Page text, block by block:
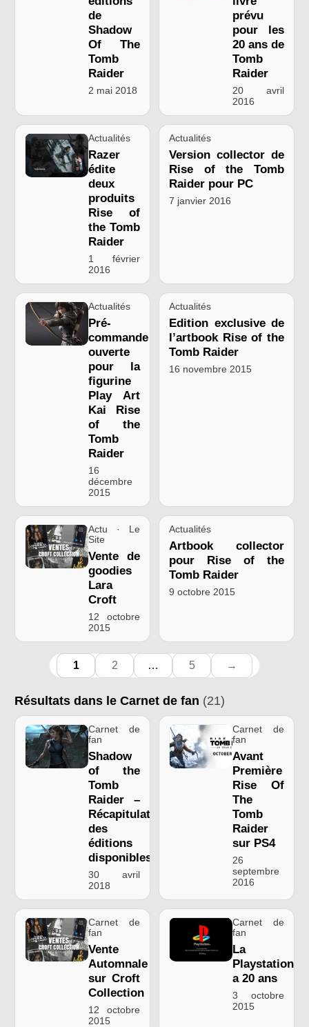
de
Shadow
Of The
Tomb
Raider
2 mai 2018
prévu
pour les
20 ans de
Tomb
Raider
20 avril
2016
Actualités
Razer
édite
deux
produits
Rise of
the Tomb
Raider
1 février
2016
Actualités
Version collector de
Rise of the Tomb
Raider pour PC
7 janvier 2016
Actualités
Pré-
commande
ouverte
pour la
figurine
Play Art
Kai Rise
of the
Tomb
Raider
16
décembre
2015
Actualités
Edition exclusive de
l’artbook Rise of the
Tomb Raider
16 novembre 2015
Actu · Le
Site
Vente de
goodies
Lara
Croft
12 octobre
2015
Actualités
Artbook collector
pour Rise of the
Tomb Raider
9 octobre 2015
1 2 … 5 →
Résultats dans le Carnet de fan (21)
Carnet de
fan
Shadow
of the
Tomb
Raider –
Récapitulatif
des
éditions
disponibles
30 avril
2018
Carnet de
fan
Avant
Première
Rise Of
The
Tomb
Raider
sur PS4
26
septembre
2016
Carnet de
fan
Vente
Automnale
sur Croft
Collection
12 octobre
2015
Carnet de
fan
La
Playstation
a 20 ans
3 octobre
2015